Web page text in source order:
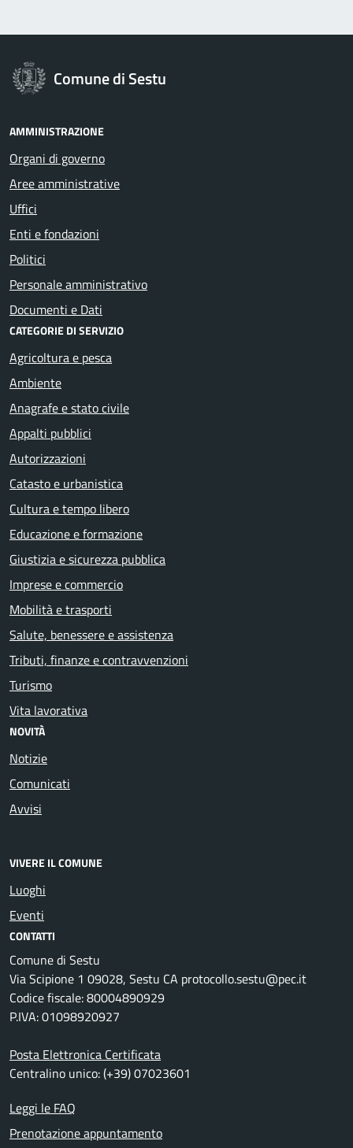
Comune di Sestu
AMMINISTRAZIONE
Organi di governo
Aree amministrative
Uffici
Enti e fondazioni
Politici
Personale amministrativo
Documenti e Dati
CATEGORIE DI SERVIZIO
Agricoltura e pesca
Ambiente
Anagrafe e stato civile
Appalti pubblici
Autorizzazioni
Catasto e urbanistica
Cultura e tempo libero
Educazione e formazione
Giustizia e sicurezza pubblica
Imprese e commercio
Mobilità e trasporti
Salute, benessere e assistenza
Tributi, finanze e contravvenzioni
Turismo
Vita lavorativa
NOVITÀ
Notizie
Comunicati
Avvisi
VIVERE IL COMUNE
Luoghi
Eventi
CONTATTI
Comune di Sestu
Via Scipione 1 09028, Sestu CA protocollo.sestu@pec.it
Codice fiscale: 80004890929
P.IVA: 01098920927
Posta Elettronica Certificata
Centralino unico: (+39) 07023601
Leggi le FAQ
Prenotazione appuntamento